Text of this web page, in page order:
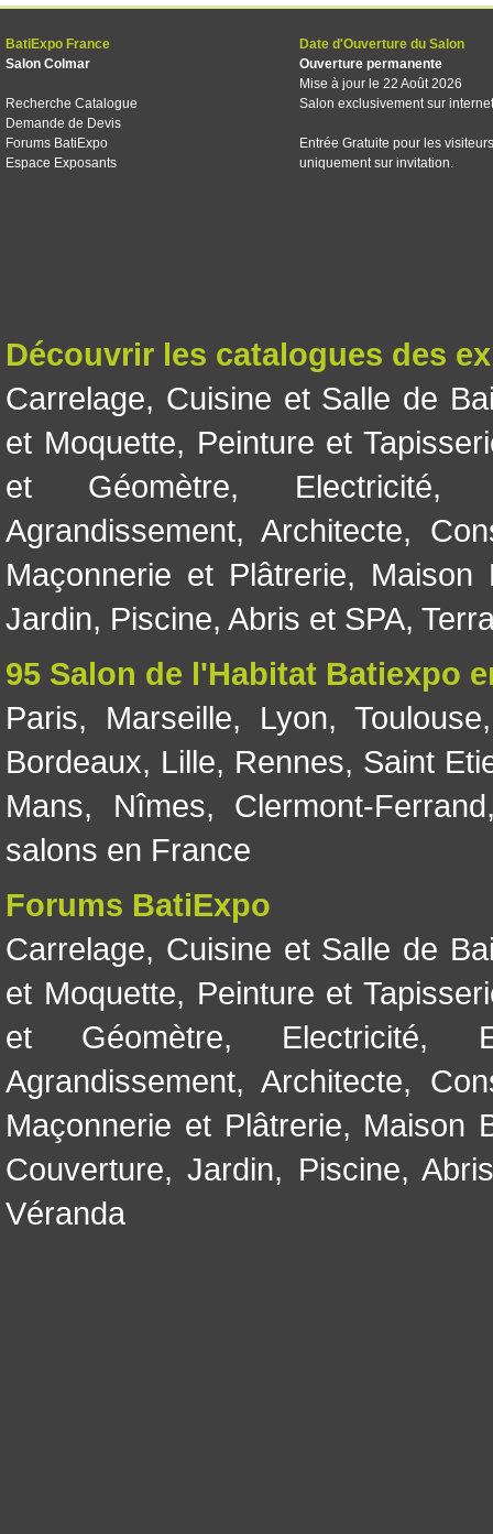
BatiExpo France
Salon Colmar
Recherche Catalogue
Demande de Devis
Forums BatiExpo
Espace Exposants
Date d'Ouverture du Salon
Ouverture permanente
Mise à jour le 22 Août 2026
Salon exclusivement sur internet
Entrée Gratuite pour les visiteurs
uniquement sur invitation.
Découvrir les catalogues des
Carrelage, Cuisine et Salle de
et Moquette, Peinture et
et Géomètre, Electricité
Agrandissement, Architecte,
Maçonnerie et Plâtrerie, Maison
Jardin, Piscine, Abris et SPA,
95 Salon de l'Habitat Batiexpo
Paris, Marseille, Lyon, Toulouse
Bordeaux, Lille, Rennes, Saint
Mans, Nîmes, Clermont-Ferrand
salons en France
Forums BatiExpo
Carrelage, Cuisine et Salle de
et Moquette, Peinture et
et Géomètre, Electricité,
Agrandissement, Architecte,
Maçonnerie et Plâtrerie, Maison
Couverture,Jardin, Piscine,
Véranda